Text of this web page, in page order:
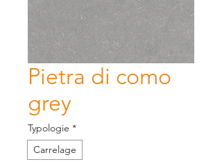
Pietra di como
grey
Typologie *
Carrelage